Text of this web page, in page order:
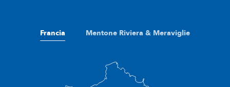
Francia Mentone Riviera & Meraviglie